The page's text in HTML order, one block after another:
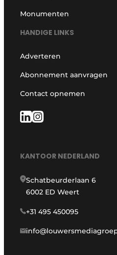
Monumenten
HANDIGE LINKS
Adverteren
Abonnement aanvragen
Contact opnemen
KANTOOR NEDERLAND
Schatbeurderlaan 6
6002 ED Weert
+31 495 450095